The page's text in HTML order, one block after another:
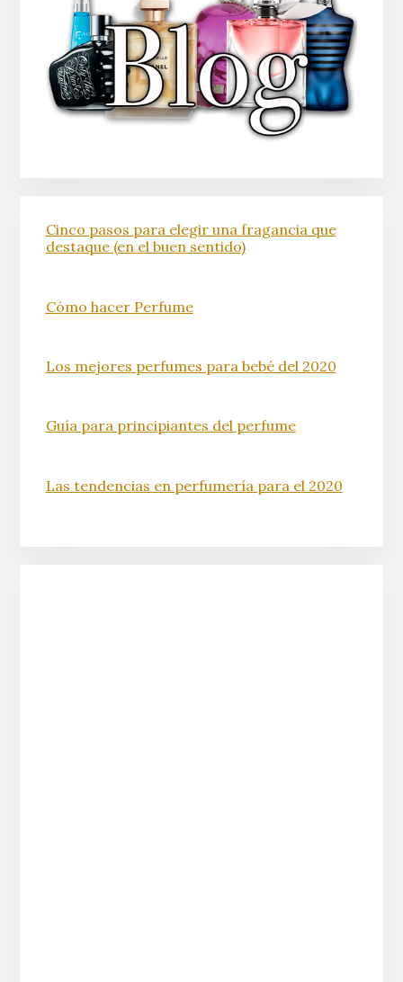
Cinco pasos para elegir una fragancia que
destaque (en el buen sentido)
Cómo hacer Perfume
Los mejores perfumes para bebé del 2020
Guía para principiantes del perfume
Las tendencias en perfumería para el 2020